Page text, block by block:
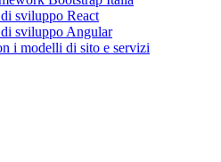
sviluppo React
sviluppo Angular
i modelli di sito e servizi